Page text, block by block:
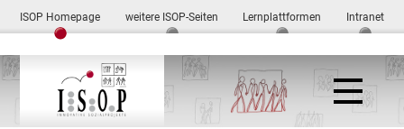
ISOP Homepage weitere ISOP-Seiten Lernplattformen Intranet